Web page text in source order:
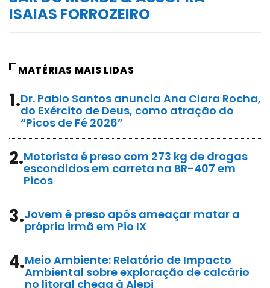
ISAIAS FORROZEIRO
MATÉRIAS MAIS LIDAS
1.Dr. Pablo Santos anuncia Ana Clara Rocha,
do Exército de Deus, como atração do
“Picos de Fé 2026”
2.Motorista é preso com 273 kg de drogas
escondidos em carreta na BR-407 em
Picos
3.Jovem é preso após ameaçar matar a
própria irmã em Pio IX
4.Meio Ambiente: Relatório de Impacto
Ambiental sobre exploração de calcário
no litoral chega à Alepi